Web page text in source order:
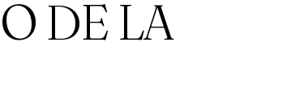
DE LA